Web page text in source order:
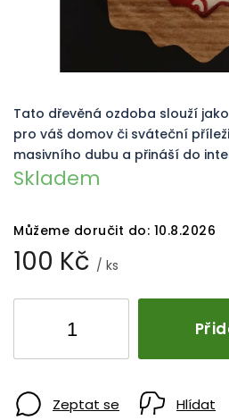
100 Kč / ks
Skladem
Můžeme doručit do: 10.8.2026
Tato dřevěná ozdoba slouží
pro váš domov či sváteční
masivního dubu a přináší do
Zeptat se Hlídat